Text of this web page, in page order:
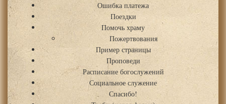
Ошибка платежа
Поездки
Помочь храму
Пожертвования
Пример страницы
Проповеди
Расписание богослужений
Социальное служение
Спасибо!